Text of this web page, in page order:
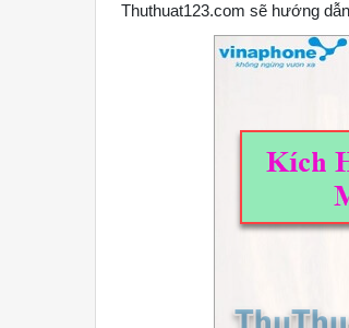
Thuthuat123.com sẽ hướng